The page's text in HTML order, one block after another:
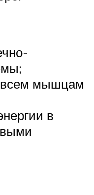
всем мышцам
в